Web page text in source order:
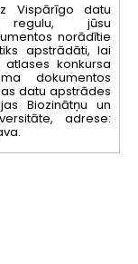
Vispārīgo datu
regulu, jūsu
norādītie
apstrādāti, lai
konkursa
dokumentos
datu apstrādes
Biozinātņu un
adrese: